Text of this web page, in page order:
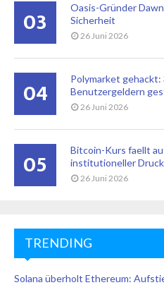
03
Oasis-Gründer
Sicherheit
26 Juni 2026
04
Polymarket gehackt:
Benutzergeldern
26 Juni 2026
05
Bitcoin-Kurs faellt
institutioneller
26 Juni 2026
TRENDING
Solana überholt Ethereum: